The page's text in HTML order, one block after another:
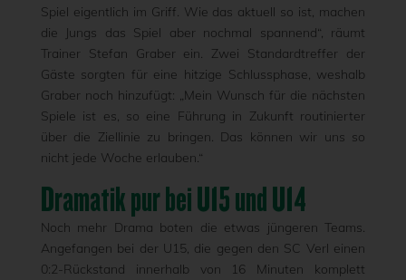
Spiel eigentlich im Griff. Wie das aktuell so ist, machen
die Jungs das Spiel aber nochmal spannend“, räumt
Trainer Stefan Graber ein. Zwei Standardtreffer der
Gäste sorgten für eine hitzige Schlussphase, weshalb
Graber noch hinzufügt: „Mein Wunsch für die nächsten
Spiele ist es, so eine Führung in Zukunft routinierter
über die Ziellinie zu bringen. Das können wir uns so
nicht jede Woche erlauben.“
Dramatik pur bei U15 und U14
Noch mehr Drama boten die etwas jüngeren Teams.
Angefangen bei der U15, die gegen den SC Verl einen
0:2-Rückstand innerhalb von 16 Minuten komplett